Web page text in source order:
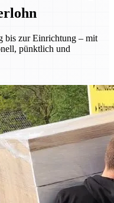
bis zur Einrichtung – mit
pünktlich und